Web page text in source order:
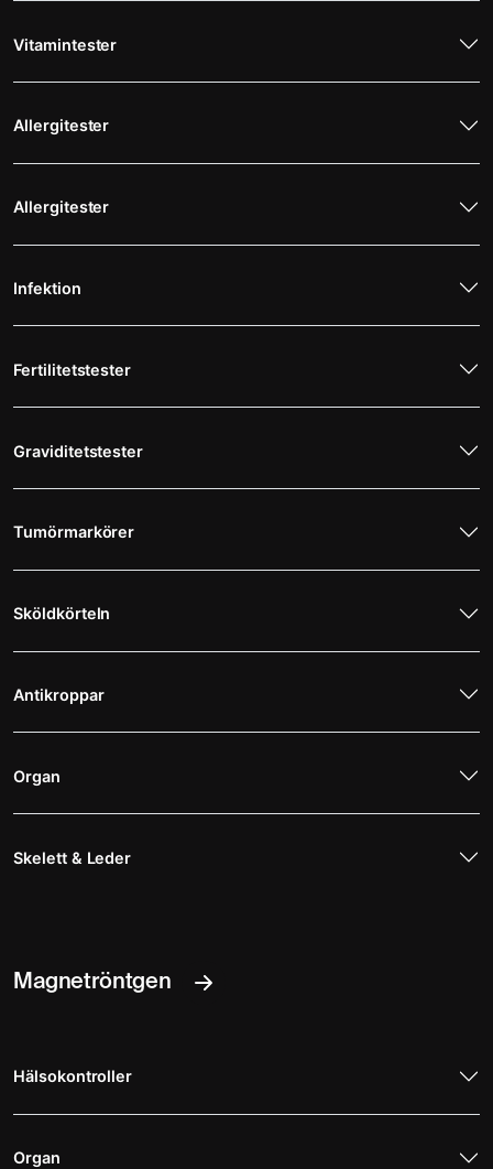
Vitamintester
Allergitester
Allergitester
Infektion
Fertilitetstester
Graviditetstester
Tumörmarkörer
Sköldkörteln
Antikroppar
Organ
Skelett & Leder
Magnetröntgen
Hälsokontroller
Organ